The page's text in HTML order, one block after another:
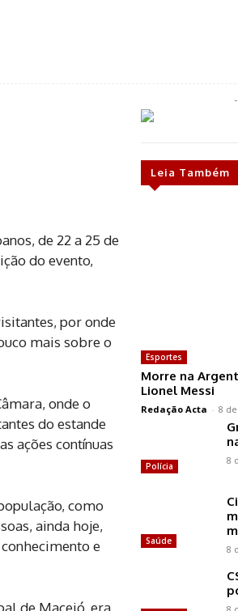
de 22 a 25 de
do evento,
por onde
mais sobre o
onde o
do estande
ações contínuas
como
ainda hoje,
e
Leia Também
Esportes
Morre na
Lionel Messi
Redação Acta - 8
Polícia 8
Saúde
8